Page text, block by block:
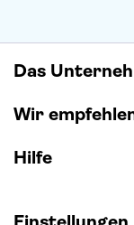
Das
Wir
Hilfe